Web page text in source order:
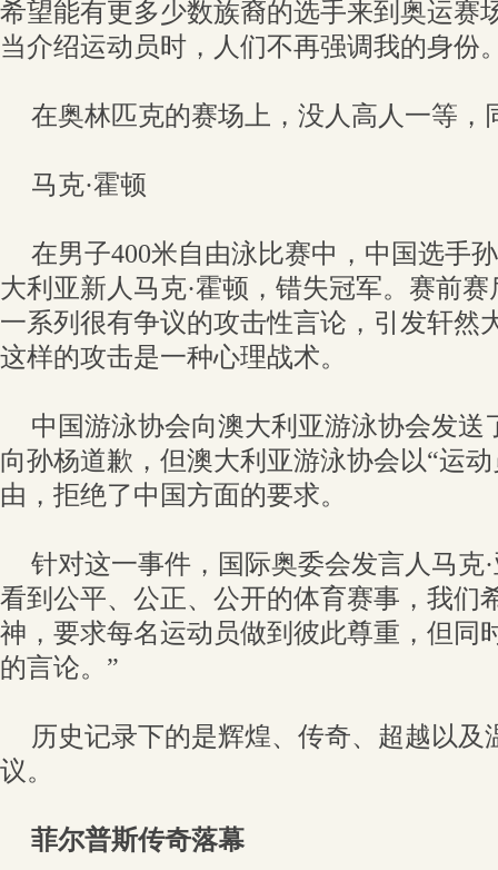
希望能有更多少数族裔的选手来到奥运赛
当介绍运动员时，人们不再强调我的身份
在奥林匹克的赛场上，没人高人一等，
马克·霍顿
在男子400米自由泳比赛中，中国选手
大利亚新人马克·霍顿，错失冠军。赛前
一系列很有争议的攻击性言论，引发轩然
这样的攻击是一种心理战术。
中国游泳协会向澳大利亚游泳协会发送
向孙杨道歉，但澳大利亚游泳协会以“运
由，拒绝了中国方面的要求。
针对这一事件，国际奥委会发言人马克
看到公平、公正、公开的体育赛事，我们
神，要求每名运动员做到彼此尊重，但同
的言论。”
历史记录下的是辉煌、传奇、超越以及
议。
菲尔普斯传奇落幕